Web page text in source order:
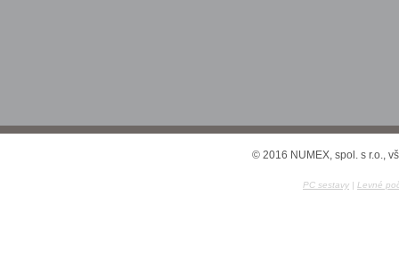
© 2016 NUMEX, spol. s r.o.,
PC sestavy | Levné